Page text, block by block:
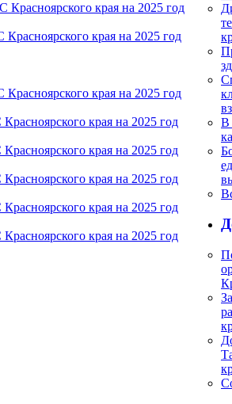
края на 2025 год
края на 2025 год
края на 2025 год
края на 2025 год
края на 2025 год
края на 2025 год
края на 2025 год
края на 2025 год
В